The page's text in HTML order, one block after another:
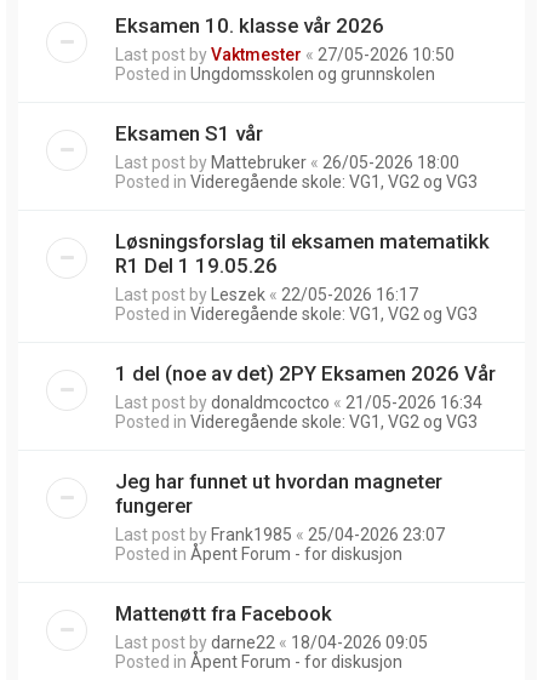
Eksamen 10. klasse vår 2026
Last post byVaktmester « 27/05-2026 10:50
Posted in Ungdomsskolen og grunnskolen
Eksamen S1 vår
Last post by Mattebruker « 26/05-2026 18:00
Posted in Videregående skole: VG1, VG2 og VG3
Løsningsforslag til eksamen matematikk
R1 Del 1 19.05.26
Last post by Leszek « 22/05-2026 16:17
Posted in Videregående skole: VG1, VG2 og VG3
1 del (noe av det) 2PY Eksamen 2026 Vår
Last post bydonaldmcoctco « 21/05-2026 16:34
Posted in Videregående skole: VG1, VG2 og VG3
Jeg har funnet ut hvordan magneter
fungerer
Last post by Frank1985 « 25/04-2026 23:07
Posted in Åpent Forum - for diskusjon
Mattenøtt fra Facebook
Last post bydarne22 « 18/04-2026 09:05
Posted in Åpent Forum - for diskusjon